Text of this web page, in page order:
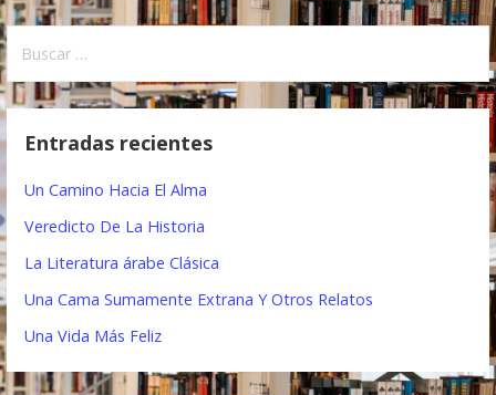
e
g
n
d
e
Entradas recientes
Un Camino Hacia El Alma
Veredicto De La Historia
La Literatura árabe Clásica
Una Cama Sumamente Extrana Y Otros Relatos
Una Vida Más Feliz